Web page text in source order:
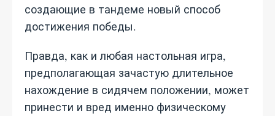
создающие в тандеме новый способ
достижения победы.
Правда, как и любая настольная игра,
предполагающая зачастую длительное
нахождение в сидячем положении, может
принести и вред именно физическому